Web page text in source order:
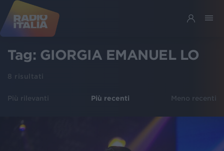
Tag: GIORGIA EMANUEL LO
8 risultati
Più rilevanti Più recenti Meno recenti